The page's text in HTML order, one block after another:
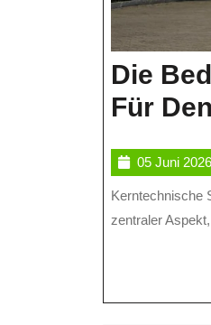
Die
Für
05 Juni 2026
Kerntechnische Sicherheit: Ein entscheidender Aspekt der Kernenergie Die kerntechnische Sicherheit ist ein
zentraler